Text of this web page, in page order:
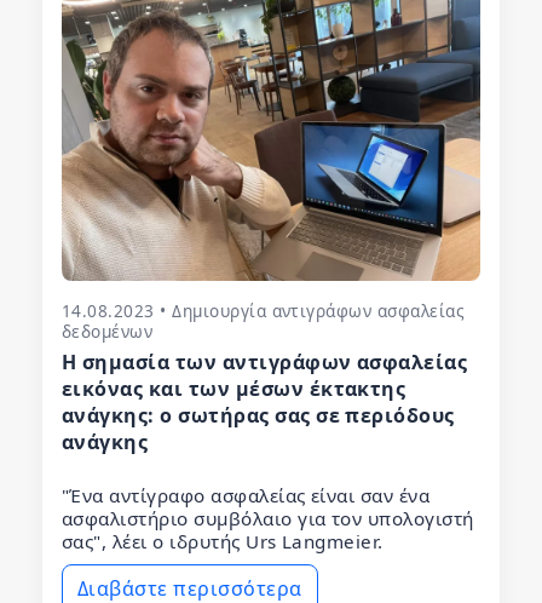
14.08.2023 • Δημιουργία αντιγράφων ασφαλείας
δεδομένων
Η σημασία των αντιγράφων ασφαλείας
εικόνας και των μέσων έκτακτης
ανάγκης: ο σωτήρας σας σε περιόδους
ανάγκης
"Ένα αντίγραφο ασφαλείας είναι σαν ένα
ασφαλιστήριο συμβόλαιο για τον υπολογιστή
σας", λέει ο ιδρυτής Urs Langmeier.
Διαβάστε περισσότερα